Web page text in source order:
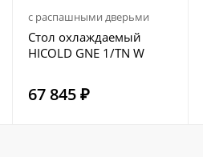
с распашными дверьми
Стол охлаждаемый
HICOLD GNE 1/TN W
67 845 ₽